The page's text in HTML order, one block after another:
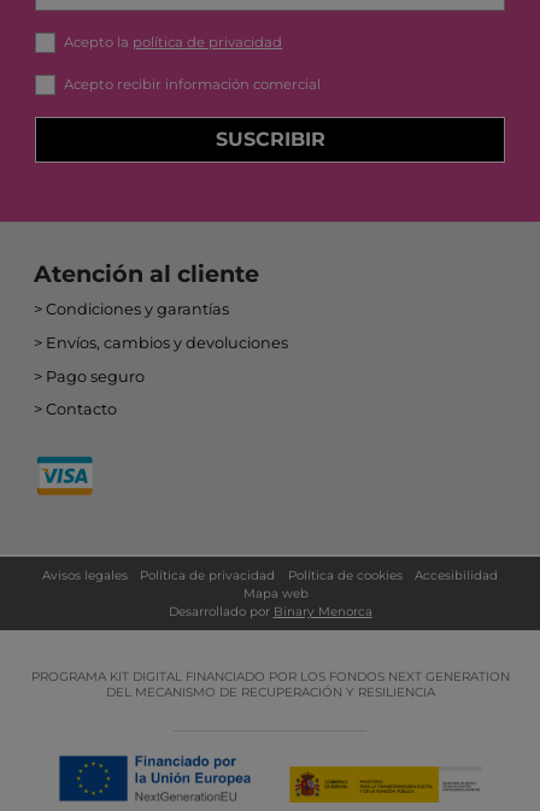
Acepto la política de privacidad
Acepto recibir información comercial
SUSCRIBIR
Atención al cliente
Condiciones y garantías
Envíos, cambios y devoluciones
Pago seguro
Contacto
Avisos legales Política de privacidad Política de cookies
Accesibilidad
Mapa web
Desarrollado por Binary Menorca
PROGRAMA KIT DIGITAL FINANCIADO POR LOS FONDOS NEXT GENERATION
DEL MECANISMO DE RECUPERACIÓN Y RESILIENCIA